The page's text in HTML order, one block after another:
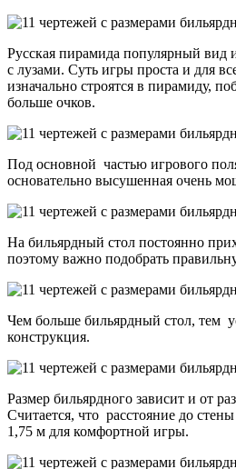
Русская пирамида популярный вид
с лузами. Суть игры проста и для
изначально строятся в пирамиду,
больше очков.
Под основной частью игрового
основательно высушенная очень
На бильярдный стол постоянно
поэтому важно подобрать
Чем больше бильярдный стол, тем
конструкция.
Размер бильярдного зависит и от
Считается, что расстояние до
1,75 м для комфортной игры.